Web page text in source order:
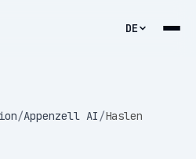
DE
/Appenzell AI /Haslen